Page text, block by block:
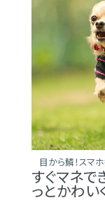
目から鱗！スマ
すぐマネで
っとかわい